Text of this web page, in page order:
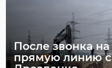
После звонка на
прямую линию с